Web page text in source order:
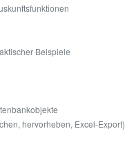
Beispiele
hervorheben, Excel-Export)